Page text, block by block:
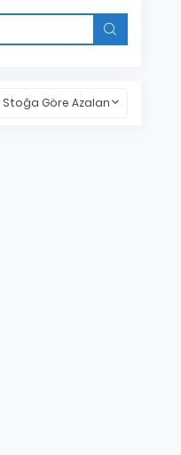
Stoğa Göre Azalan